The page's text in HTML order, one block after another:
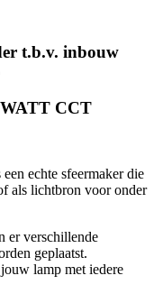
t.b.v. inbouw
CCT
echte sfeermaker die
als lichtbron voor onder
er verschillende
geplaatst.
lamp met iedere